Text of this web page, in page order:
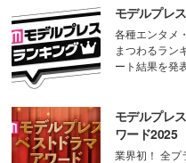
モデルプレ
各種エンタメ
まつわるラン
ート結果を発
モデルプレ
ワード2025
業界初！ 全プ